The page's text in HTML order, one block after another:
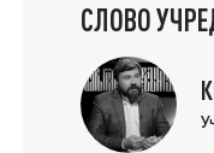
СЛОВО